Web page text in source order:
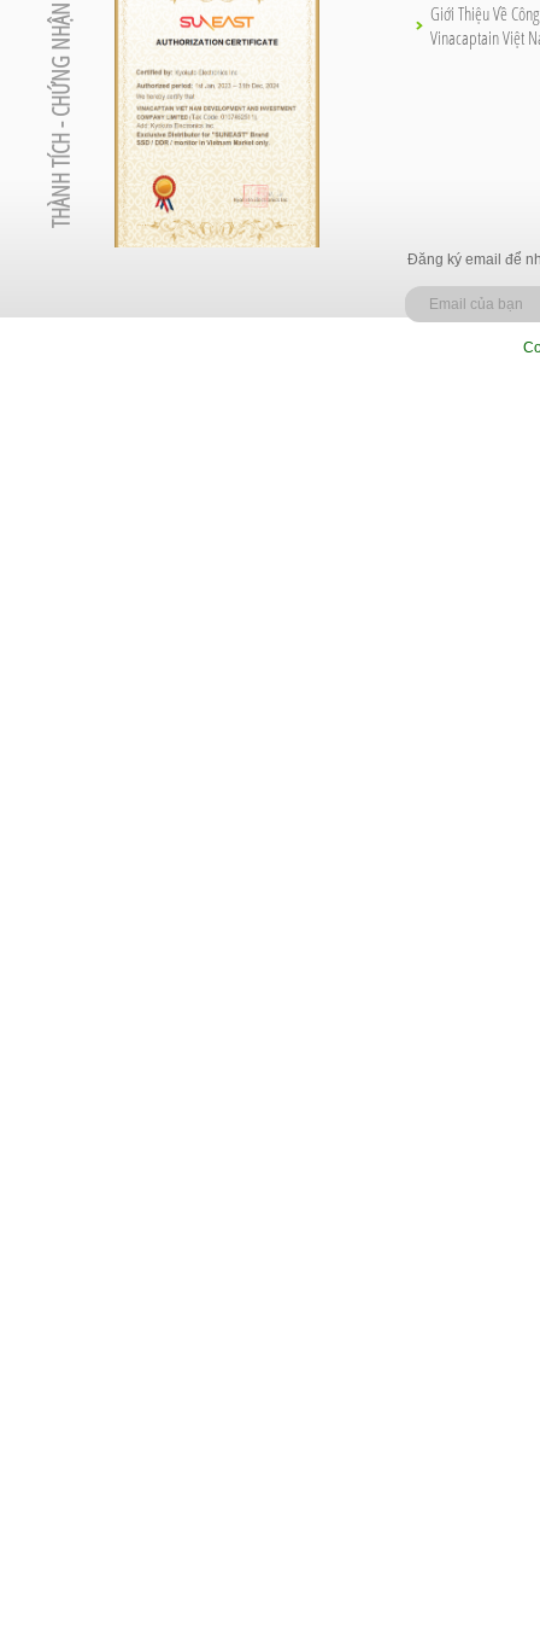
THÀNH TÍCH - CHỨNG NHẬN
Giới Thiệu Về
Vinacaptain Việt
Đăng ký email để